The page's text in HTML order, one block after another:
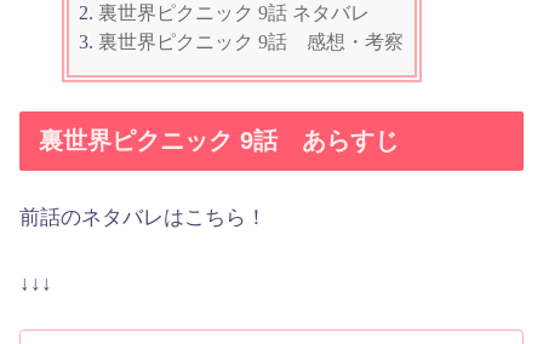
裏世界ピクニック 9話 ネタバレ
裏世界ピクニック 9話 感想・考察
裏世界ピクニック 9話 あらすじ
前話のネタバレはこちら！
↓↓↓